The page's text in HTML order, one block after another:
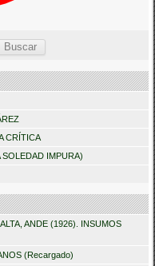
CRÍTICA
IMPURA)
ANDE (1926). INSUMOS
(Recargado)